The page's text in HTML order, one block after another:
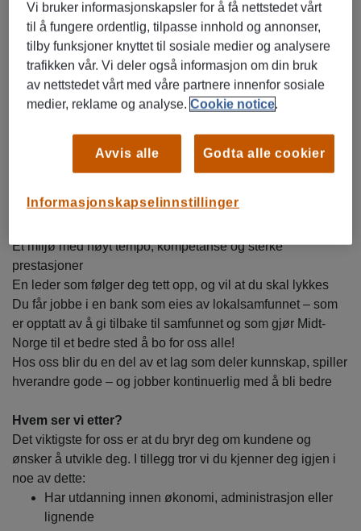
Finne gode, tilpassede løsninger, basert på kundens
behov og livssituasjon
Bidra til raske svar og effektive prosesser, slik at vi
leverer bransjeledende kundeopplevelser
Vi vet at utvikling, miljø og muligheter er viktig. Derfor får
du hos oss:
mestring og videre karriere
Et miljø med høyt tempo, kompetanse og sterke
prestasjoner
En leder som følger deg tett opp, og vil at du skal lykkes
Du får jobbe i en bank som eies av lokalsamfunnet – som
er opptatt av å gi tilbake til samfunnet og som gjør Midt-
Norge til et bedre sted å bo for oss alle!
Hos oss blir du en del av et lag som deler kunnskap, spiller
hverandre gode – og jobber kontinuerlig med å bli bedre
Hvem ser vi etter?
Det viktigste for oss er at du bryr deg om kundene og
ønsker å utvikle deg. I tillegg tror vi du kjenner deg igjen i
noe av dette:
Har utdanning innen økonomi, administrasjon eller
lignende
Vi bruker informasjonskapsler for å få nettstedet vårt
til å fungere ordentlig, tilpasse innhold og annonser,
tilby funksjoner knyttet til sosiale medier og analysere
trafikken vår. Vi deler også informasjon om din bruk
av nettstedet vårt med våre partnere innenfor sosiale
medier, reklame og analyse.Cookie notice.
Informasjonskapselinnstillinger
Avvis alle Godta alle cookier